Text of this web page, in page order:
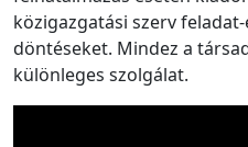
közigazgatási szerv
döntéseket. Mindez a
különleges szolgálat.